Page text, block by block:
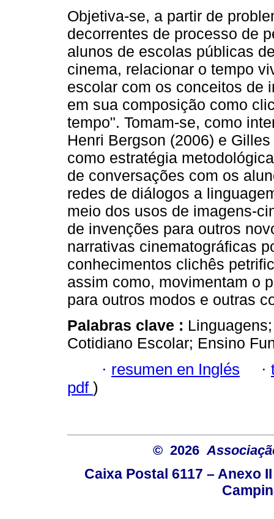
Objetiva-se, a partir de
decorrentes de processo de
alunos de escolas públicas
cinema, relacionar o tempo
escolar com os conceitos de
em sua composição como
tempo". Tomam-se, como
Henri Bergson (2006) e
como estratégia
de conversações com os
redes de diálogos a
meio dos usos de imagens-
de invenções para outros
narrativas cinematográficas
conhecimentos clichês
assim como, movimentam o
para outros modos e outras
Palabras clave :
Cotidiano Escolar; Ensino
· resumen en Inglés ·
pdf )
© 2026
Caixa Postal 6117 – Anexo